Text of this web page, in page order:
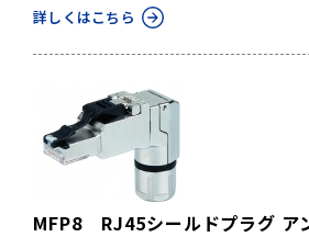
詳しくはこちら
MFP8 RJ45シールドプラグ ア